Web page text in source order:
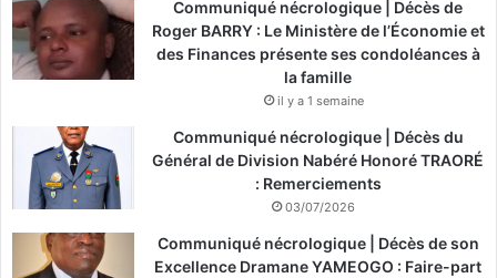
Communiqué nécrologique | Décès de
Roger BARRY : Le Ministère de l’Économie et
des Finances présente ses condoléances à
la famille
il y a 1 semaine
Communiqué nécrologique | Décès du
Général de Division Nabéré Honoré TRAORÉ
: Remerciements
03/07/2026
Communiqué nécrologique | Décès de son
Excellence Dramane YAMEOGO : Faire-part